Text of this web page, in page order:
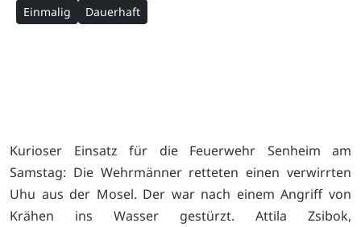
Einmalig Dauerhaft
Kurioser Einsatz für die Feuerwehr Senheim am
Samstag: Die Wehrmänner retteten einen verwirrten
Uhu aus der Mosel. Der war nach einem Angriff von
Krähen ins Wasser gestürzt. Attila Zsibok,